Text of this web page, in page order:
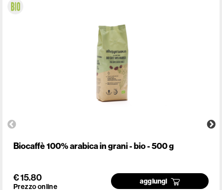
Biocaffè 100% arabica in grani - bio - 500 g
€ 15.80
Prezzo online
aggiungi